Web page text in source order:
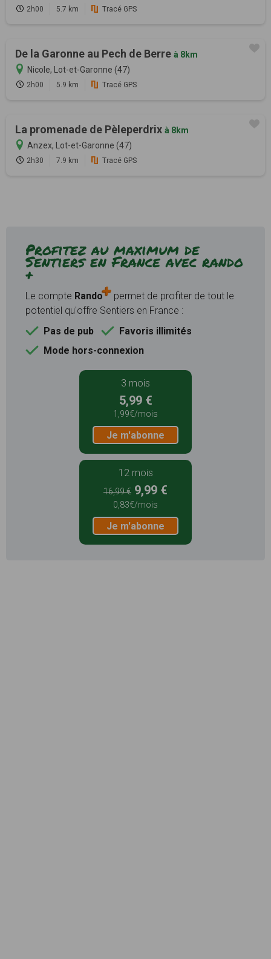
2h00 5.7 km Tracé GPS
De la Garonne au Pech de Berre à 8km
Nicole, Lot-et-Garonne (47)
2h00 5.9 km Tracé GPS
La promenade de Pèleperdrix à 8km
Anzex, Lot-et-Garonne (47)
2h30 7.9 km Tracé GPS
Profitez au maximum de
Sentiers en France avec rando
+
Le compte Rando
permet de profiter de tout le
potentiel qu'offre Sentiers en France :
Pas de pub
Favoris illimités
Mode hors-connexion
3 mois
5,99 €
1,99€/mois
Je m'abonne
12 mois
16,99 € 9,99 €
0,83€/mois
Je m'abonne